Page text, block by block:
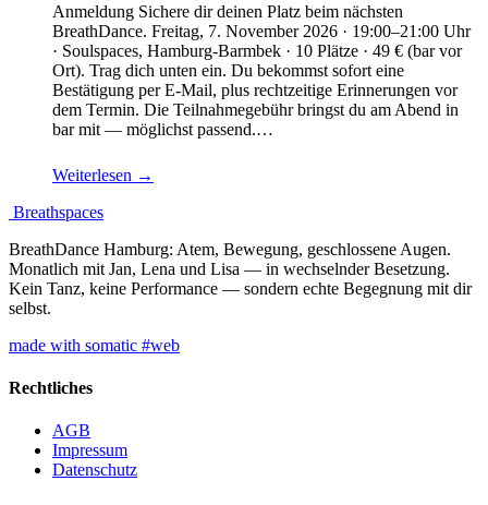
Anmeldung Sichere dir deinen Platz beim nächsten
BreathDance. Freitag, 7. November 2026 · 19:00–21:00 Uhr
· Soulspaces, Hamburg-Barmbek · 10 Plätze · 49 € (bar vor
Ort). Trag dich unten ein. Du bekommst sofort eine
Bestätigung per E-Mail, plus rechtzeitige Erinnerungen vor
dem Termin. Die Teilnahmegebühr bringst du am Abend in
bar mit — möglichst passend.…
Weiterlesen →
Breathspaces
BreathDance Hamburg: Atem, Bewegung, geschlossene Augen.
Monatlich mit Jan, Lena und Lisa — in wechselnder Besetzung.
Kein Tanz, keine Performance — sondern echte Begegnung mit dir
selbst.
made with somatic #web
Rechtliches
AGB
Impressum
Datenschutz